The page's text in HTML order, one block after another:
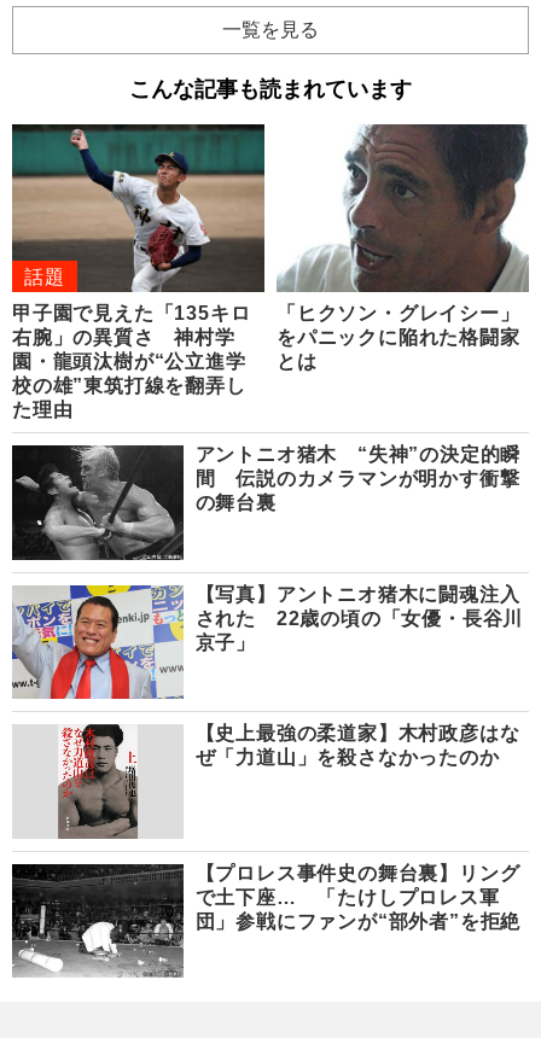
一覧を見る
こんな記事も読まれています
話題
甲子園で見えた「135キロ
右腕」の異質さ 神村学
園・龍頭汰樹が“公立進学
校の雄”東筑打線を翻弄し
た理由
「ヒクソン・グレイシー」
をパニックに陥れた格闘家
とは
アントニオ猪木 “失神”の決定的瞬
間 伝説のカメラマンが明かす衝撃
の舞台裏
【写真】アントニオ猪木に闘魂注入
された 22歳の頃の「女優・長谷川
京子」
【史上最強の柔道家】木村政彦はな
ぜ「力道山」を殺さなかったのか
【プロレス事件史の舞台裏】リング
で土下座… 「たけしプロレス軍
団」参戦にファンが“部外者”を拒絶